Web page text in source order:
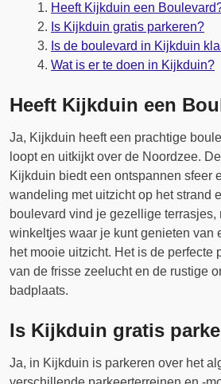
Heeft Kijkduin een
Is Kijkduin gratis parkeren?
Is de boulevard in Kijkduin
Wat is er te doen in Kijkduin?
Heeft Kijkduin een
Ja, Kijkduin heeft een prachtige
loopt en uitkijkt over de Noordzee.
Kijkduin biedt een ontspannen sfeer
wandeling met uitzicht op het strand
boulevard vind je gezellige terrasjes,
winkeltjes waar je kunt genieten van
het mooie uitzicht. Het is de perfecte
van de frisse zeelucht en de rustige
badplaats.
Is Kijkduin gratis
Ja, in Kijkduin is parkeren over het